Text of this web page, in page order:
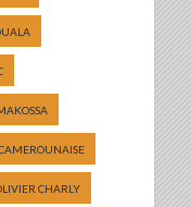
CHARLY